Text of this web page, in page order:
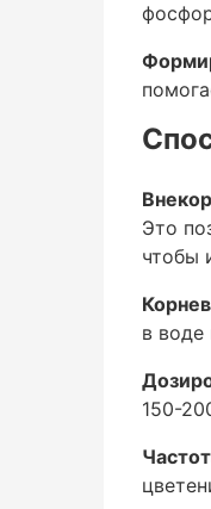
На
:
Это
чтобы
в воде
150-